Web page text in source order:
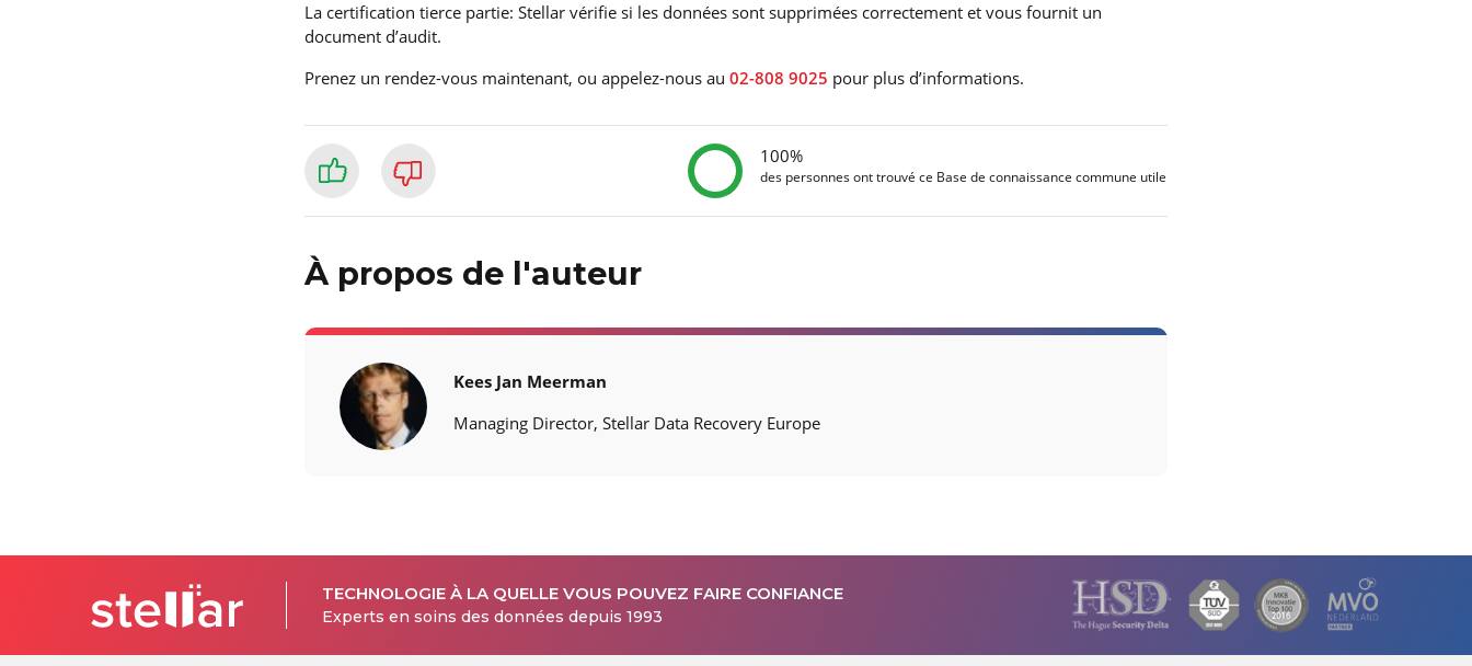
La certification tierce partie: Stellar vérifie si les données sont supprimées correctement et vous fournit un
document d’audit.
Prenez un rendez-vous maintenant, ou appelez-nous au 02-808 9025 pour plus d’informations.
100%
des personnes ont trouvé ce Base de connaissance commune utile
À propos de l'auteur
Kees Jan Meerman
Managing Director, Stellar Data Recovery Europe
TECHNOLOGIE À LA QUELLE VOUS POUVEZ FAIRE CONFIANCE
Experts en soins des données depuis 1993